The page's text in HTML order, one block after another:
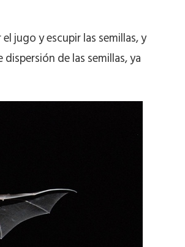
jugo y escupir las semillas, y
de las semillas, ya